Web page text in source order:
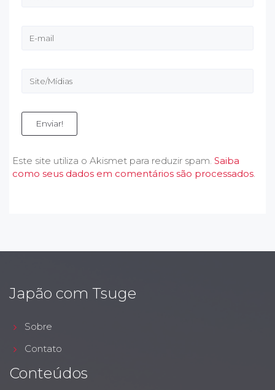
Enviar!
Este site utiliza o Akismet para reduzir spam. Saiba
como seus dados em comentários são processados.
Japão com Tsuge
Sobre
Contato
Conteúdos